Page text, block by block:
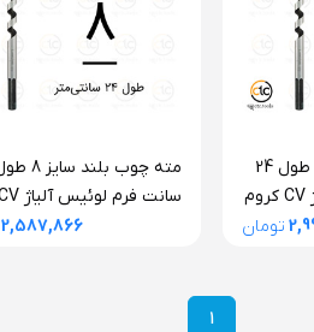
مته چوب بلند سایز 10 طول 24
سانت فرم لوئیس آلیاژ CV کروم
تومان
وانادیوم آلپن اتریش
2,587,866
1